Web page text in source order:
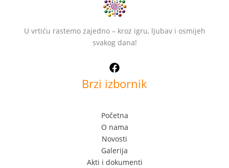
U vrtiću rastemo zajedno – kroz igru, ljubav i osmijeh
svakog dana!
Brzi izbornik
Početna
O nama
Novosti
Galerija
Akti i dokumenti